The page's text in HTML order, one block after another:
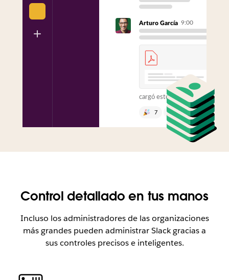
Arturo García 9:00
cargó este archivo:
7 1
Control detallado en tus manos
Incluso los administradores de las organizaciones
más grandes pueden administrar Slack gracias a
sus controles precisos e inteligentes.